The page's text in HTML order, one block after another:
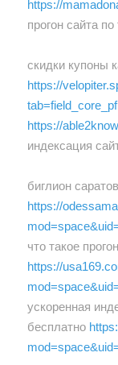
https://
прогон сайта
скидки купоны
https://
https://
индексация
биглион
https://
что такое
https://
ускоренная
бесплатно